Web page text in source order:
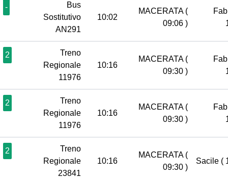
-
Bus
Sostitutivo
AN291
10:02
MACERATA (
09:06 )
2
Treno
Regionale
11976
10:16
MACERATA (
09:30 )
2
Treno
Regionale
11976
10:16
MACERATA (
09:30 )
2
Treno
Regionale
23841
10:16
MACERATA (
09:30 )
Sacile (